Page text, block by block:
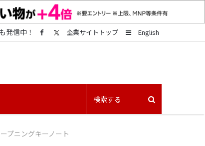
English
Sidebar
企業サイトトップ
発信中！
プニングキーノート